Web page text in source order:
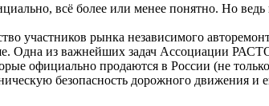
всё более или менее понятно. Но
участников рынка независимого
Одна из важнейших задач Ассоциации
официально продаются в России (не
безопасность дорожного движения и